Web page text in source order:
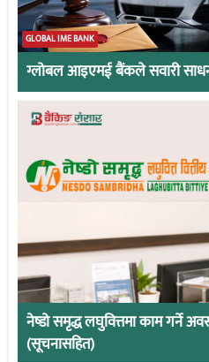
GLOBAL IME BANK
ग्लोबल आइएमई बैंकले सवारी साधन
नेष्डो समृद्ध लघुवित्तमा काम गर्ने
(सूचनासहित)